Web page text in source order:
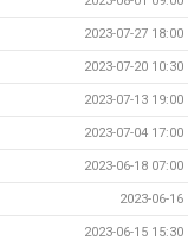
2023-07-27 18:00
2023-07-20 10:30
2023-07-13 19:00
2023-07-04 17:00
2023-06-18 07:00
2023-06-16
2023-06-15 15:30